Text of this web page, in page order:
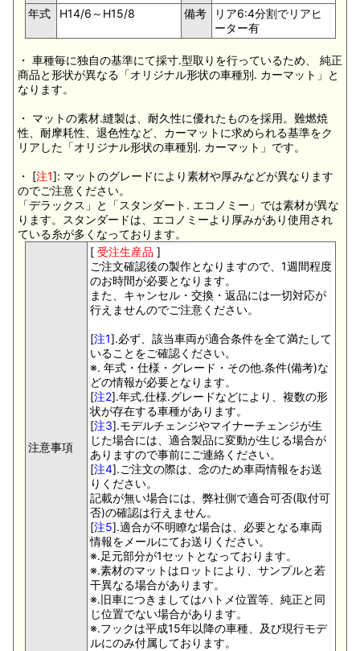
年式 H14/6～H15/8 備考
リア6:4分割でリアヒ
ーター有
・ 車種毎に独自の基準にて採寸.型取りを行っているため、 純正
商品と形状が異なる「オリジナル形状の車種別. カーマット」と
なります。
・ マットの素材.縫製は、耐久性に優れたものを採用。難燃焼
性、耐摩耗性、退色性など、カーマットに求められる基準をク
リアした「オリジナル形状の車種別. カーマット」です。
・ [注1]: マットのグレードにより素材や厚みなどが異なります
のでご注意ください。
「デラックス」と「スタンダート. エコノミー」では素材が異な
ります。スタンダードは、エコノミーより厚みがあり使用され
ている糸が多くなっております。
注意事項
[ 受注生産品 ]
ご注文確認後の製作となりますので、1週間程度
のお時間が必要となります。
また、キャンセル・交換・返品には一切対応が
行えませんのでご注意ください。
[注1].必ず、該当車両が適合条件を全て満たして
いることをご確認ください。
※. 年式・仕様・グレード・その他.条件(備考)な
どの情報が必要となります。
[注2].年式.仕様.グレードなどにより、複数の形
状が存在する車種があります。
[注3].モデルチェンジやマイナーチェンジが生
じた場合には、適合製品に変動が生じる場合が
ありますので事前にご連絡ください。
[注4].ご注文の際は、念のため車両情報をお送
りください。
記載が無い場合には、弊社側で適合可否(取付可
否)の確認は行えません。
[注5].適合が不明瞭な場合は、必要となる車両
情報をメールにてお送りください。
※.足元部分が1セットとなっております。
※.素材のマットはロットにより、サンプルと若
干異なる場合があります。
※.旧車につきましてはハトメ位置等、純正と同
じ位置でない場合があります。
※.フックは平成15年以降の車種、及び現行モデ
ルにのみ付属しております。